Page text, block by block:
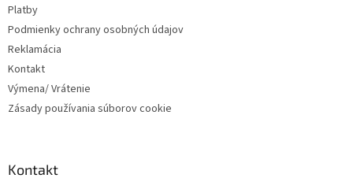
y
Platby
Podmienky ochrany osobných údajov
Reklamácia
Kontakt
Výmena/ Vrátenie
Zásady používania súborov cookie
Kontakt